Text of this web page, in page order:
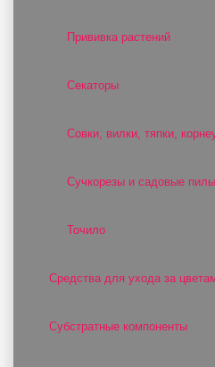
Прививка растений
Секаторы
Совки, вилки, тяпки,
Сучкорезы и садовые пилы
Точило
Средства для ухода за
Субстратные компоненты